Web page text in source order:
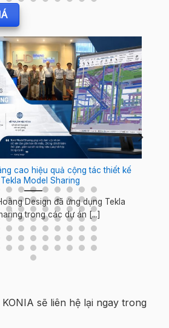
cao hiệu quả cộng tác thiết kế
Model Sharing
Design đã ứng dụng Tekla
trong các dự án [...]
sẽ liên hệ lại ngay trong